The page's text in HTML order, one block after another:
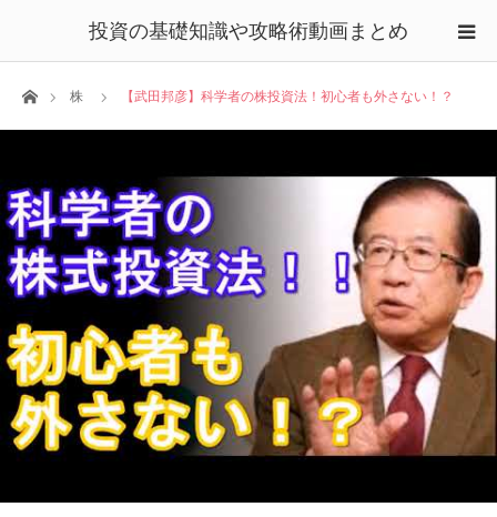
投資の基礎知識や攻略術動画まとめ
ホーム株 【武田邦彦】科学者の株投資法！初心者も外さない！？